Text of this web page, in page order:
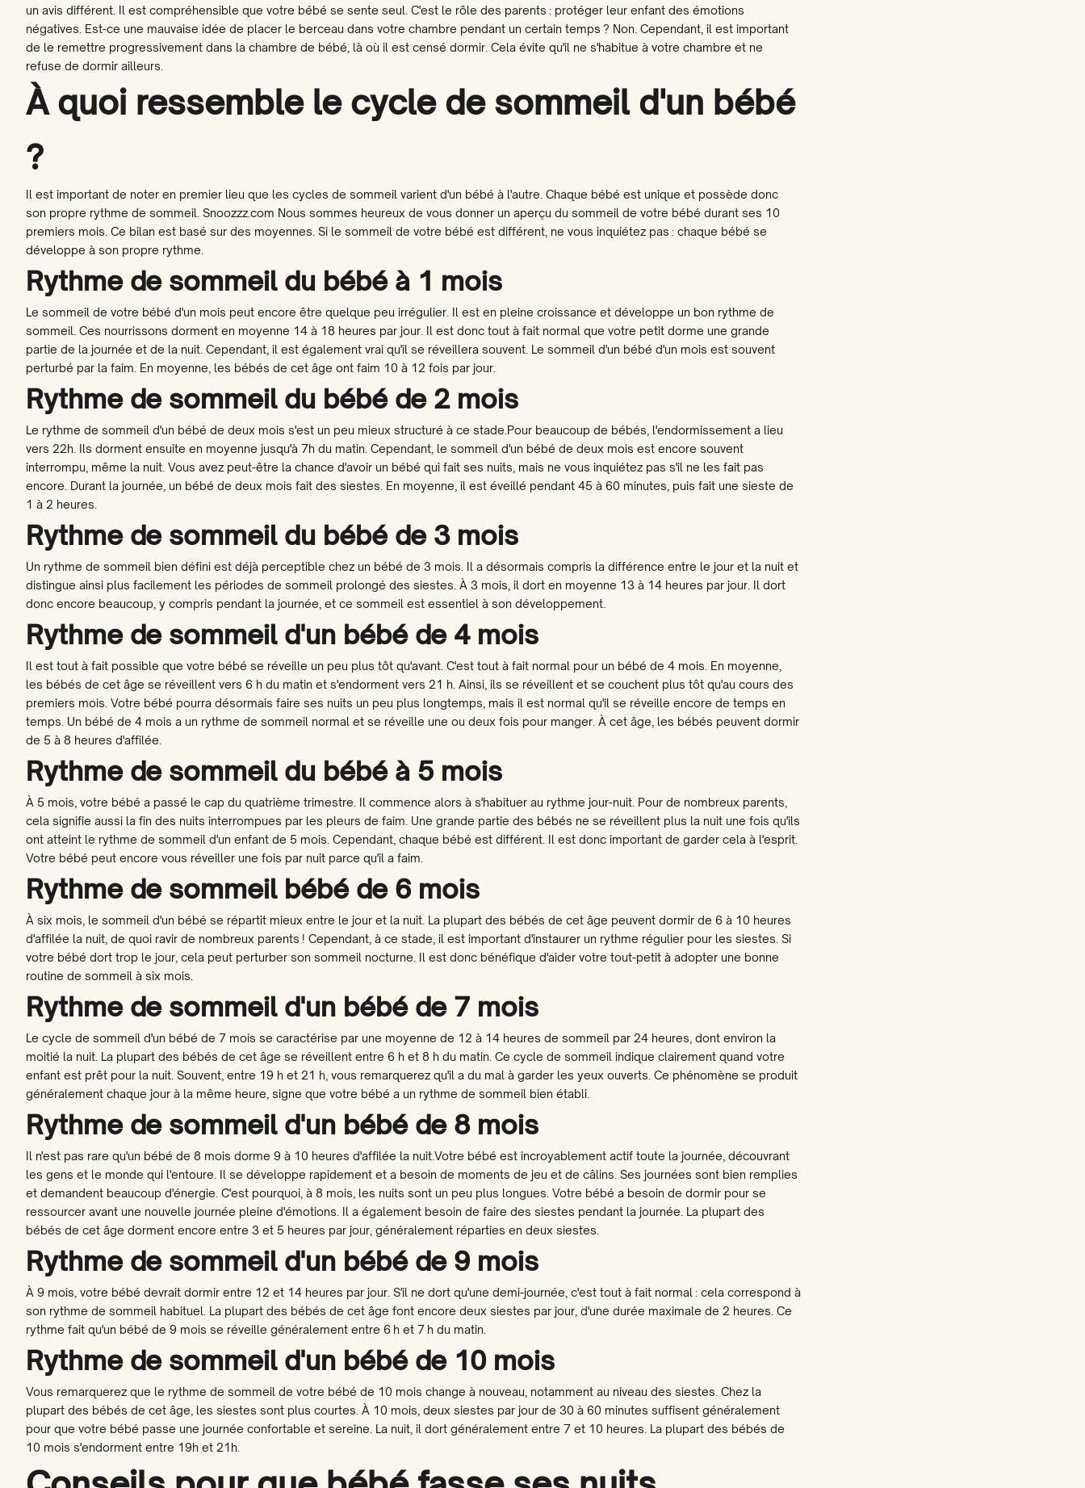
un avis différent. Il est compréhensible que votre bébé se sente seul. C'est le rôle des parents : protéger leur enfant des émotions
négatives. Est-ce une mauvaise idée de placer le berceau dans votre chambre pendant un certain temps ? Non. Cependant, il est important
de le remettre progressivement dans la chambre de bébé, là où il est censé dormir. Cela évite qu'il ne s'habitue à votre chambre et ne
refuse de dormir ailleurs.
À quoi ressemble le cycle de sommeil d'un bébé
?
Il est important de noter en premier lieu que les cycles de sommeil varient d'un bébé à l'autre. Chaque bébé est unique et possède donc
son propre rythme de sommeil. Snoozzz.com Nous sommes heureux de vous donner un aperçu du sommeil de votre bébé durant ses 10
premiers mois. Ce bilan est basé sur des moyennes. Si le sommeil de votre bébé est différent, ne vous inquiétez pas : chaque bébé se
développe à son propre rythme.
Rythme de sommeil du bébé à 1 mois
Le sommeil de votre bébé d'un mois peut encore être quelque peu irrégulier. Il est en pleine croissance et développe un bon rythme de
sommeil. Ces nourrissons dorment en moyenne 14 à 18 heures par jour. Il est donc tout à fait normal que votre petit dorme une grande
partie de la journée et de la nuit. Cependant, il est également vrai qu'il se réveillera souvent. Le sommeil d'un bébé d'un mois est souvent
perturbé par la faim. En moyenne, les bébés de cet âge ont faim 10 à 12 fois par jour.
Rythme de sommeil du bébé de 2 mois
Le rythme de sommeil d'un bébé de deux mois s'est un peu mieux structuré à ce stade.Pour beaucoup de bébés, l'endormissement a lieu
vers 22h. Ils dorment ensuite en moyenne jusqu'à 7h du matin. Cependant, le sommeil d'un bébé de deux mois est encore souvent
interrompu, même la nuit. Vous avez peut-être la chance d'avoir un bébé qui fait ses nuits, mais ne vous inquiétez pas s'il ne les fait pas
encore. Durant la journée, un bébé de deux mois fait des siestes. En moyenne, il est éveillé pendant 45 à 60 minutes, puis fait une sieste de
1 à 2 heures.
Rythme de sommeil du bébé de 3 mois
Un rythme de sommeil bien défini est déjà perceptible chez un bébé de 3 mois. Il a désormais compris la différence entre le jour et la nuit et
distingue ainsi plus facilement les périodes de sommeil prolongé des siestes. À 3 mois, il dort en moyenne 13 à 14 heures par jour. Il dort
donc encore beaucoup, y compris pendant la journée, et ce sommeil est essentiel à son développement.
Rythme de sommeil d'un bébé de 4 mois
Il est tout à fait possible que votre bébé se réveille un peu plus tôt qu'avant. C'est tout à fait normal pour un bébé de 4 mois. En moyenne,
les bébés de cet âge se réveillent vers 6 h du matin et s'endorment vers 21 h. Ainsi, ils se réveillent et se couchent plus tôt qu'au cours des
premiers mois. Votre bébé pourra désormais faire ses nuits un peu plus longtemps, mais il est normal qu'il se réveille encore de temps en
temps. Un bébé de 4 mois a un rythme de sommeil normal et se réveille une ou deux fois pour manger. À cet âge, les bébés peuvent dormir
de 5 à 8 heures d'affilée.
Rythme de sommeil du bébé à 5 mois
À 5 mois, votre bébé a passé le cap du quatrième trimestre. Il commence alors à s'habituer au rythme jour-nuit. Pour de nombreux parents,
cela signifie aussi la fin des nuits interrompues par les pleurs de faim. Une grande partie des bébés ne se réveillent plus la nuit une fois qu'ils
ont atteint le rythme de sommeil d'un enfant de 5 mois. Cependant, chaque bébé est différent. Il est donc important de garder cela à l'esprit.
Votre bébé peut encore vous réveiller une fois par nuit parce qu'il a faim.
Rythme de sommeil bébé de 6 mois
À six mois, le sommeil d'un bébé se répartit mieux entre le jour et la nuit. La plupart des bébés de cet âge peuvent dormir de 6 à 10 heures
d'affilée la nuit, de quoi ravir de nombreux parents ! Cependant, à ce stade, il est important d'instaurer un rythme régulier pour les siestes. Si
votre bébé dort trop le jour, cela peut perturber son sommeil nocturne. Il est donc bénéfique d'aider votre tout-petit à adopter une bonne
routine de sommeil à six mois.
Rythme de sommeil d'un bébé de 7 mois
Le cycle de sommeil d'un bébé de 7 mois se caractérise par une moyenne de 12 à 14 heures de sommeil par 24 heures, dont environ la
moitié la nuit. La plupart des bébés de cet âge se réveillent entre 6 h et 8 h du matin. Ce cycle de sommeil indique clairement quand votre
enfant est prêt pour la nuit. Souvent, entre 19 h et 21 h, vous remarquerez qu'il a du mal à garder les yeux ouverts. Ce phénomène se produit
généralement chaque jour à la même heure, signe que votre bébé a un rythme de sommeil bien établi.
Rythme de sommeil d'un bébé de 8 mois
Il n'est pas rare qu'un bébé de 8 mois dorme 9 à 10 heures d'affilée la nuit.Votre bébé est incroyablement actif toute la journée, découvrant
les gens et le monde qui l'entoure. Il se développe rapidement et a besoin de moments de jeu et de câlins. Ses journées sont bien remplies
et demandent beaucoup d'énergie. C'est pourquoi, à 8 mois, les nuits sont un peu plus longues. Votre bébé a besoin de dormir pour se
ressourcer avant une nouvelle journée pleine d'émotions. Il a également besoin de faire des siestes pendant la journée. La plupart des
bébés de cet âge dorment encore entre 3 et 5 heures par jour, généralement réparties en deux siestes.
Rythme de sommeil d'un bébé de 9 mois
À 9 mois, votre bébé devrait dormir entre 12 et 14 heures par jour. S'il ne dort qu'une demi-journée, c'est tout à fait normal : cela correspond à
son rythme de sommeil habituel. La plupart des bébés de cet âge font encore deux siestes par jour, d'une durée maximale de 2 heures. Ce
rythme fait qu'un bébé de 9 mois se réveille généralement entre 6 h et 7 h du matin.
Rythme de sommeil d'un bébé de 10 mois
Vous remarquerez que le rythme de sommeil de votre bébé de 10 mois change à nouveau, notamment au niveau des siestes. Chez la
plupart des bébés de cet âge, les siestes sont plus courtes. À 10 mois, deux siestes par jour de 30 à 60 minutes suffisent généralement
pour que votre bébé passe une journée confortable et sereine. La nuit, il dort généralement entre 7 et 10 heures. La plupart des bébés de
10 mois s'endorment entre 19h et 21h.
nieuwsbrief. Welke situatie is voor jou van
toepassing?
Ik ben al bevallen
Ik koop voor iemand anders